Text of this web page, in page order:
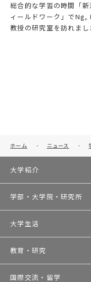
総合的な学習の時間「新
ィールドワーク」でNg,
教授の研究室を訪れまし
ホーム - ニュース -
大学紹介
学部・大学院・研究所
大学生活
教育・研究
国際交流・留学